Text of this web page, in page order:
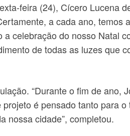
feira (24), Cícero Lucena
a cada ano, temos
celebração do nosso Natal
de todas as luzes que
“Durante o fim de ano,
é pensado tanto para
nossa cidade”, completou.